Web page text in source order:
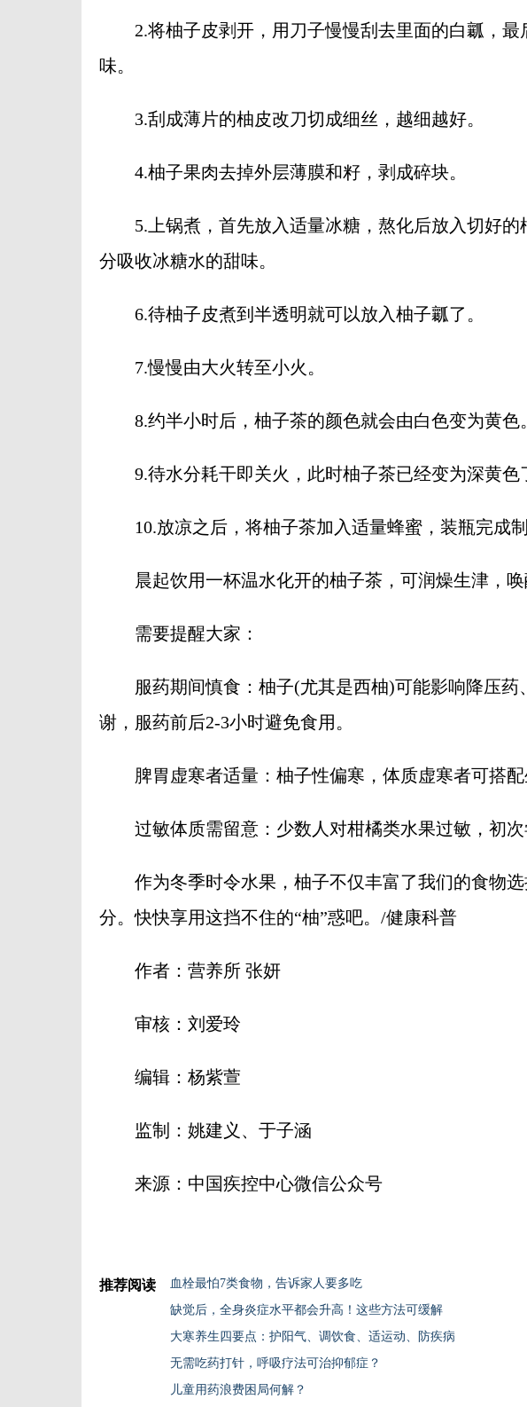
2.将柚子皮剥开，用刀子慢慢刮去里面的白瓤，最
味。
3.刮成薄片的柚皮改刀切成细丝，越细越好。
4.柚子果肉去掉外层薄膜和籽，剥成碎块。
5.上锅煮，首先放入适量冰糖，熬化后放入切好的
分吸收冰糖水的甜味。
6.待柚子皮煮到半透明就可以放入柚子瓤了。
7.慢慢由大火转至小火。
8.约半小时后，柚子茶的颜色就会由白色变为黄色。
9.待水分耗干即关火，此时柚子茶已经变为深黄色
10.放凉之后，将柚子茶加入适量蜂蜜，装瓶完成制
晨起饮用一杯温水化开的柚子茶，可润燥生津，唤
需要提醒大家：
服药期间慎食：柚子(尤其是西柚)可能影响降压药
谢，服药前后2-3小时避免食用。
脾胃虚寒者适量：柚子性偏寒，体质虚寒者可搭配
过敏体质需留意：少数人对柑橘类水果过敏，初次
作为冬季时令水果，柚子不仅丰富了我们的食物选
分。快快享用这挡不住的“柚”惑吧。/健康科普
作者：营养所 张妍
审核：刘爱玲
编辑：杨紫萱
监制：姚建义、于子涵
来源：中国疾控中心微信公众号
推荐阅读
血栓最怕7类食物，告诉家人要多吃
缺觉后，全身炎症水平都会升高！这些方法可缓解
大寒养生四要点：护阳气、调饮食、适运动、防疾病
无需吃药打针，呼吸疗法可治抑郁症？
儿童用药浪费困局何解？